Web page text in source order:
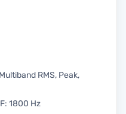
RMS, Peak,
1800 Hz